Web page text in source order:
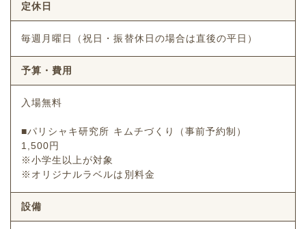
定休日
毎週月曜日（祝日・振替休日の場合は直後の平日）
予算・費用
入場無料
■パリシャキ研究所 キムチづくり（事前予約制）
1,500円
※小学生以上が対象
※オリジナルラベルは別料金
設備